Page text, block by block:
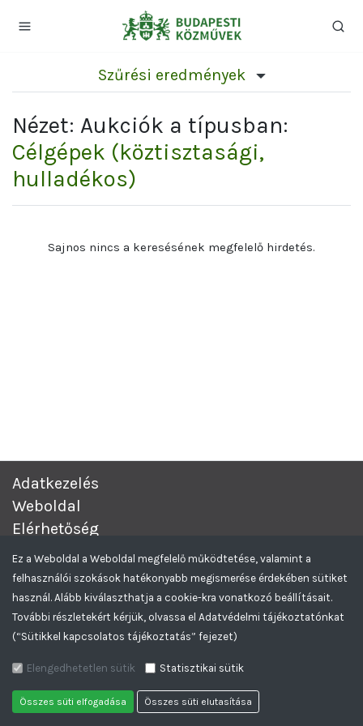
Szűrési eredmények
Nézet: Aukciók a típusban:
Célgépek (köztisztasági,
hulladékos)
Sajnos nincs a keresésének megfelelő hirdetés.
Adatkezelés
Weboldal
Elérhetőség
Minden Jog Fenntartva.
Greencomp Tendereztető rendszer
Feliratkozom az Aukciós hírlevelekre
Ez a Weboldal a Weboldal megfelelő működtetése, valamint a
felhasználói szokások hatékonyabb megismerése érdekében sütiket
használ. Alább kiválaszthatja a cookie-kra vonatkozó beállításait.
További részletekért kérjük, olvassa el Adatvédelmi tájékoztatónkat
(“Sütikkel kapcsolatos tájékoztatás” fejezet)
Elengedhetetlen sütik Statisztikai sütik
Összes süti elfogadása Összes süti elutasítása